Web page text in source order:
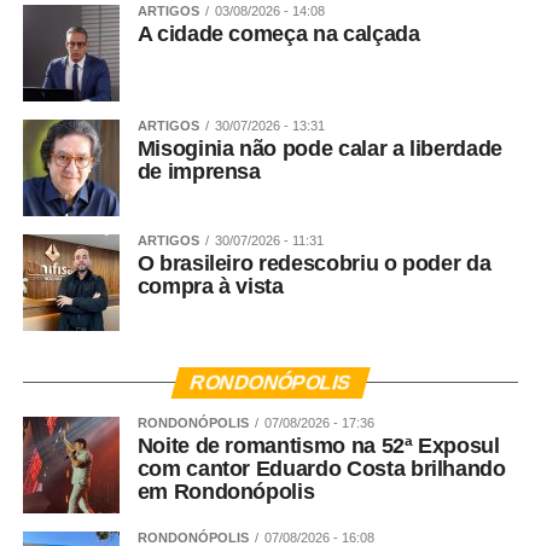
ARTIGOS 03/08/2026 - 14:08
A cidade começa na calçada
ARTIGOS 30/07/2026 - 13:31
Misoginia não pode calar a liberdade
de imprensa
ARTIGOS 30/07/2026 - 11:31
O brasileiro redescobriu o poder da
compra à vista
RONDONÓPOLIS
RONDONÓPOLIS 07/08/2026 - 17:36
Noite de romantismo na 52ª Exposul
com cantor Eduardo Costa brilhando
em Rondonópolis
RONDONÓPOLIS 07/08/2026 - 16:08